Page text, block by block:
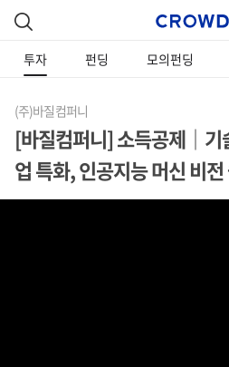
투자 펀딩 모의펀딩
(주)바질컴퍼니
[바질컴퍼니] 소득공제｜
업 특화, 인공지능 머신 비